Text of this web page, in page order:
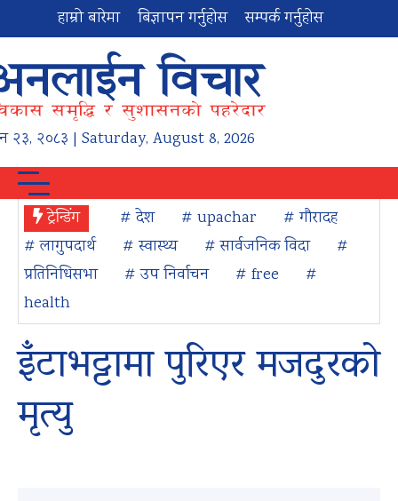
हाम्रो बारेमा बिज्ञापन गर्नुहोस सम्पर्क गर्नुहोस
२३, २०८३ | Saturday, August 8, 2026
ट्रेन्डिंग # देश # upachar
# गौरादह
# लागुपदार्थ
# स्वास्थ्य # सार्वजनिक विदा
#
प्रतिनिधिसभा
# उप निर्वाचन # free
#
health
इँटाभट्टामा पुरिएर मजदुरको
मृत्यु